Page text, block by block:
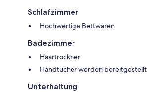
Schlafzimmer
Hochwertige Bettwaren
Badezimmer
Haartrockner
Handtücher werden bereitgestellt
Unterhaltung